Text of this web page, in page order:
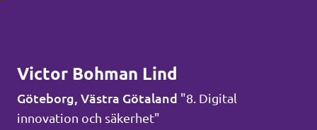
Victor Bohman Lind
Göteborg, Västra Götaland "8. Digital
innovation och säkerhet"